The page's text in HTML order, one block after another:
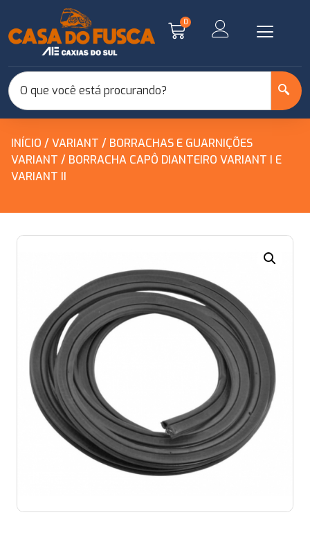
0
INÍCIO /VARIANT / BORRACHAS E GUARNIÇÕES
VARIANT / BORRACHA CAPÔ DIANTEIRO VARIANT I E
VARIANT II